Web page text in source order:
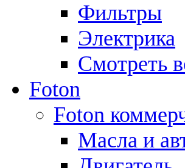
Фильтры
Электрика
Смотреть
Foton
Foton
Масла и